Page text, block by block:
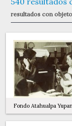
resultados con
Fondo Atahualpa